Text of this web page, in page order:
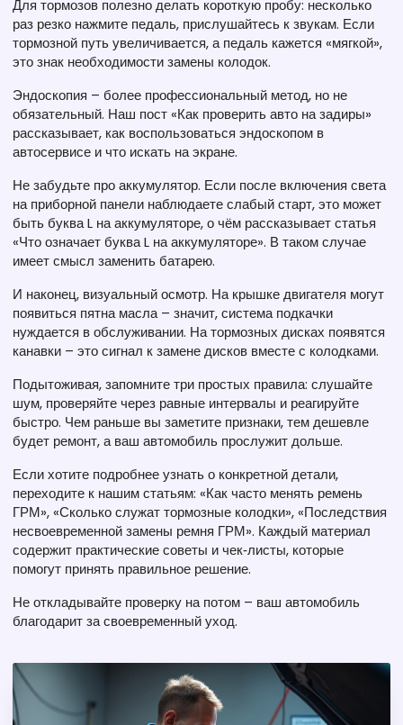
Для тормозов полезно делать короткую пробу: несколько
раз резко нажмите педаль, прислушайтесь к звукам. Если
тормозной путь увеличивается, а педаль кажется «мягкой»,
это знак необходимости замены колодок.
Эндоскопия – более профессиональный метод, но не
обязательный. Наш пост «Как проверить авто на задиры»
рассказывает, как воспользоваться эндоскопом в
автосервисе и что искать на экране.
Не забудьте про аккумулятор. Если после включения света
на приборной панели наблюдаете слабый старт, это может
быть буква L на аккумуляторе, о чём рассказывает статья
«Что означает буква L на аккумуляторе». В таком случае
имеет смысл заменить батарею.
И наконец, визуальный осмотр. На крышке двигателя могут
появиться пятна масла – значит, система подкачки
нуждается в обслуживании. На тормозных дисках появятся
канавки – это сигнал к замене дисков вместе с колодками.
Подытоживая, запомните три простых правила: слушайте
шум, проверяйте через равные интервалы и реагируйте
быстро. Чем раньше вы заметите признаки, тем дешевле
будет ремонт, а ваш автомобиль прослужит дольше.
Если хотите подробнее узнать о конкретной детали,
переходите к нашим статьям: «Как часто менять ремень
ГРМ», «Сколько служат тормозные колодки», «Последствия
несвоевременной замены ремня ГРМ». Каждый материал
содержит практические советы и чек‑листы, которые
помогут принять правильное решение.
Не откладывайте проверку на потом – ваш автомобиль
благодарит за своевременный уход.